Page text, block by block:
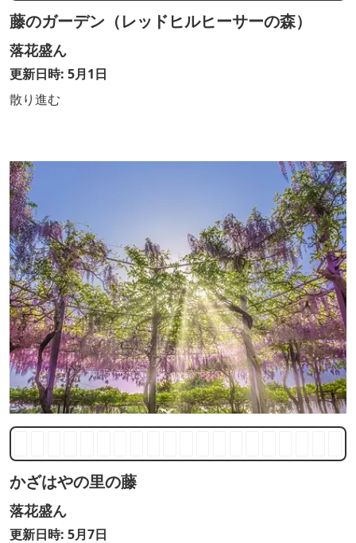
藤のガーデン（レッドヒルヒーサーの森）
落花盛ん
更新日時: 5月1日
散り進む
かざはやの里の藤
落花盛ん
更新日時: 5月7日